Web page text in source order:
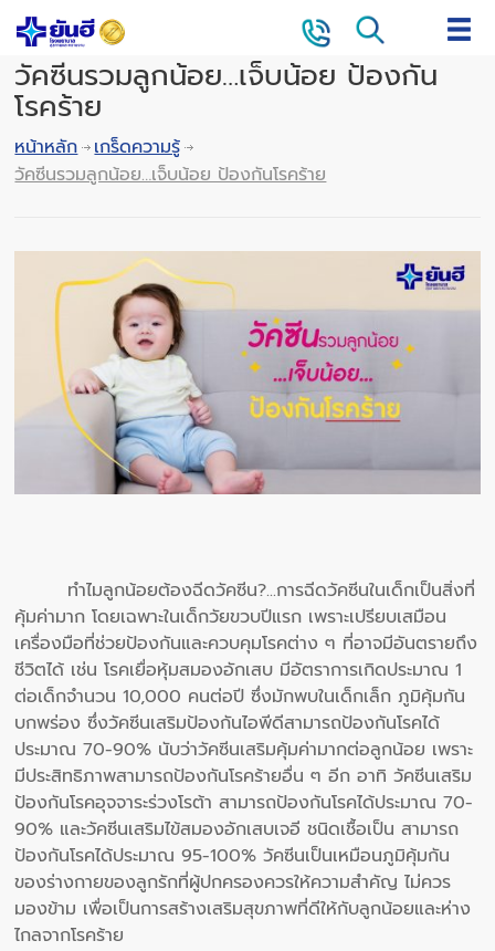
วัคซีนรวมลูกน้อย…เจ็บน้อย ป้องกัน
โรคร้าย
หน้าหลัก
เกร็ดความรู้
วัคซีนรวมลูกน้อย…เจ็บน้อย ป้องกันโรคร้าย
ทำไมลูกน้อยต้องฉีดวัคซีน?...การฉีดวัคซีนในเด็กเป็นสิ่งที่
คุ้มค่ามาก โดยเฉพาะในเด็กวัยขวบปีแรก เพราะเปรียบเสมือน
เครื่องมือที่ช่วยป้องกันและควบคุมโรคต่าง ๆ ที่อาจมีอันตรายถึง
ชีวิตได้ เช่น โรคเยื่อหุ้มสมองอักเสบ มีอัตราการเกิดประมาณ 1
ต่อเด็กจำนวน 10,000 คนต่อปี ซึ่งมักพบในเด็กเล็ก ภูมิคุ้มกัน
บกพร่อง ซึ่งวัคซีนเสริมป้องกันไอพีดีสามารถป้องกันโรคได้
ประมาณ 70-90% นับว่าวัคซีนเสริมคุ้มค่ามากต่อลูกน้อย เพราะ
มีประสิทธิภาพสามารถป้องกันโรคร้ายอื่น ๆ อีก อาทิ วัคซีนเสริม
ป้องกันโรคอุจจาระร่วงโรต้า สามารถป้องกันโรคได้ประมาณ 70-
90% และวัคซีนเสริมไข้สมองอักเสบเจอี ชนิดเชื้อเป็น สามารถ
ป้องกันโรคได้ประมาณ 95-100% วัคซีนเป็นเหมือนภูมิคุ้มกัน
ของร่างกายของลูกรักที่ผู้ปกครองควรให้ความสำคัญ ไม่ควร
มองข้าม เพื่อเป็นการสร้างเสริมสุขภาพที่ดีให้กับลูกน้อยและห่าง
ไกลจากโรคร้าย